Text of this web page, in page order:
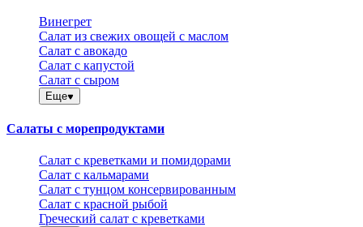
Винегрет
Салат из свежих овощей с маслом
Салат с авокадо
Салат с капустой
Салат с сыром
Еще
Салаты с морепродуктами
Салат с креветками и помидорами
Салат с кальмарами
Салат с тунцом консервированным
Салат с красной рыбой
Греческий салат с креветками